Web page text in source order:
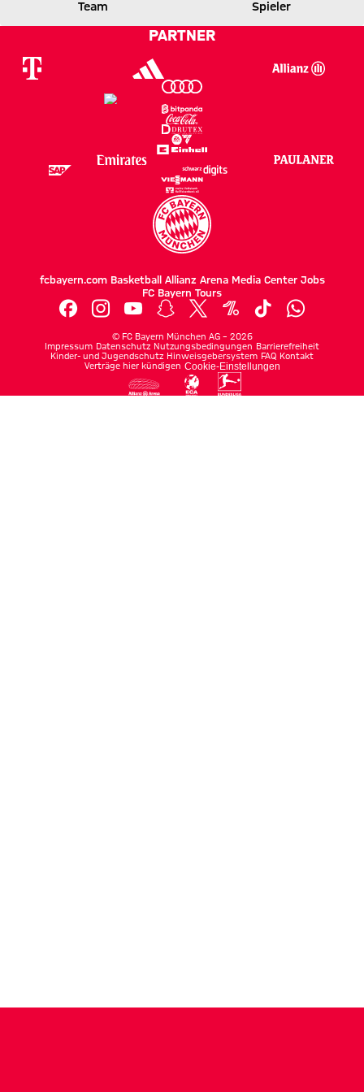
FCB
Team Spieler
PARTNER
fcbayern.com Basketball Allianz Arena Media Center Jobs
FC Bayern Tours
© FC Bayern München AG – 2026
Impressum Datenschutz Nutzungsbedingungen Barrierefreiheit
Kinder- und Jugendschutz Hinweisgebersystem FAQ Kontakt
Verträge hier kündigen Cookie-Einstellungen